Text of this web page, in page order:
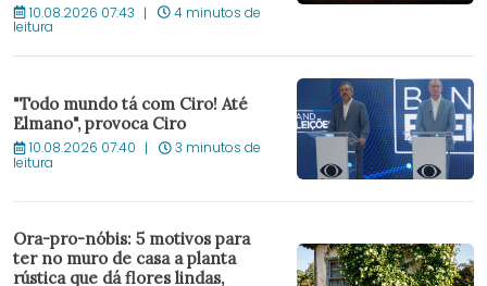
10.08.2026 07:43 4 minutos de
leitura
"Todo mundo tá com Ciro! Até
Elmano", provoca Ciro
10.08.2026 07:40 3 minutos de
leitura
Ora-pro-nóbis: 5 motivos para
ter no muro de casa a planta
rústica que dá flores lindas,